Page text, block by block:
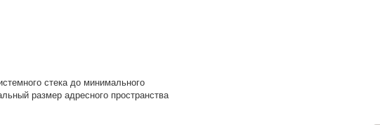
стека до минимального
размер адресного пространства